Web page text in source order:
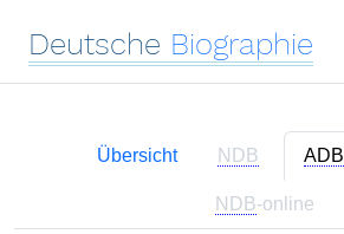
Deutsche Biographie
Übersicht NDB ADB
NDB-online